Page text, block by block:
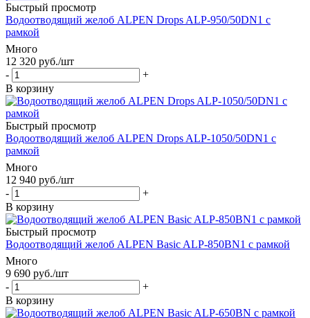
Быстрый просмотр
Водоотводящий желоб ALPEN Drops ALP-950/50DN1 с
рамкой
Много
12 320 руб./шт
-
+
В корзину
Быстрый просмотр
Водоотводящий желоб ALPEN Drops ALP-1050/50DN1 с
рамкой
Много
12 940 руб./шт
-
+
В корзину
Быстрый просмотр
Водоотводящий желоб ALPEN Basic ALP-850BN1 с рамкой
Много
9 690 руб./шт
-
+
В корзину